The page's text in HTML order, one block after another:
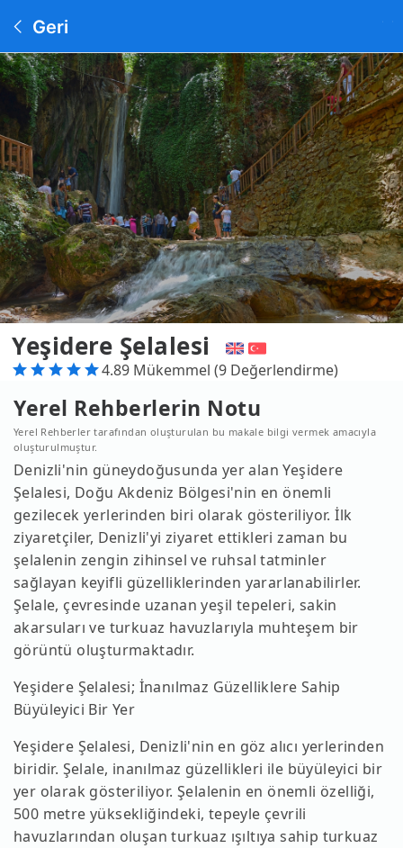
Geri
Yeşidere Şelalesi
4.89 Mükemmel (9 Değerlendirme)
Yerel Rehberlerin Notu
Yerel Rehberler tarafından oluşturulan bu makale bilgi vermek amacıyla
oluşturulmuştur.
Denizli'nin güneydoğusunda yer alan Yeşidere
Şelalesi, Doğu Akdeniz Bölgesi'nin en önemli
gezilecek yerlerinden biri olarak gösteriliyor. İlk
ziyaretçiler, Denizli'yi ziyaret ettikleri zaman bu
şelalenin zengin zihinsel ve ruhsal tatminler
sağlayan keyifli güzelliklerinden yararlanabilirler.
Şelale, çevresinde uzanan yeşil tepeleri, sakin
akarsuları ve turkuaz havuzlarıyla muhteşem bir
görüntü oluşturmaktadır.
Yeşidere Şelalesi; İnanılmaz Güzelliklere Sahip
Büyüleyici Bir Yer
Yeşidere Şelalesi, Denizli'nin en göz alıcı yerlerinden
biridir. Şelale, inanılmaz güzellikleri ile büyüleyici bir
yer olarak gösteriliyor. Şelalenin en önemli özelliği,
500 metre yüksekliğindeki, tepeyle çevrili
havuzlarından oluşan turkuaz ışıltıya sahip turkuaz